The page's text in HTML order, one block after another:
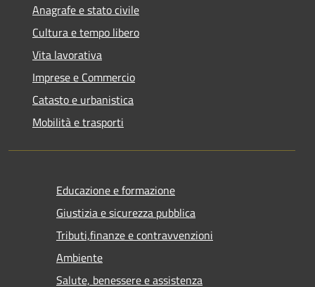
Anagrafe e stato civile
Cultura e tempo libero
Vita lavorativa
Imprese e Commercio
Catasto e urbanistica
Mobilità e trasporti
Educazione e formazione
Giustizia e sicurezza pubblica
Tributi,finanze e contravvenzioni
Ambiente
Salute, benessere e assistenza